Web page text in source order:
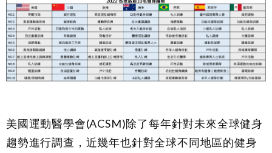
美國運動醫學會(ACSM)除了每年針對未來全球健身
趨勢進行調查，近幾年也針對全球不同地區的健身